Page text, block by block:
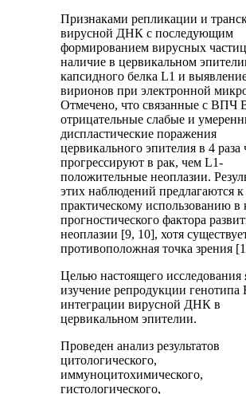
Признаками репликации и
вирусной ДНК с последующим
формированием вирусных
наличие в цервикальном
капсидного белка L1 и
вирионов при электронной
Отмечено, что связанные с ВПЧ
отрицательные слабые и
диспластические поражения
цервикального эпителия в 4 раза
прогрессируют в рак, чем L1-
положительные неоплазии.
этих наблюдений предлагаются к
практическому использованию в
прогностического фактора
неоплазии [9, 10], хотя
противоположная точка зрения
Целью настоящего исследования
изучение репродукции
интеграции вирусной ДНК в
цервикальном эпителии.
Проведен анализ результатов
цитологического,
иммуноцитохимического,
гистологического,